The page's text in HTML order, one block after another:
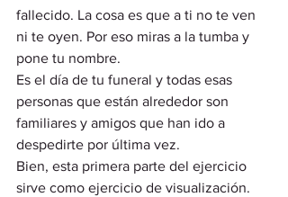
fallecido. La cosa es que a ti no te ven
ni te oyen. Por eso miras a la tumba y
pone tu nombre.
Es el día de tu funeral y todas esas
personas que están alrededor son
familiares y amigos que han ido a
despedirte por última vez.
Bien, esta primera parte del ejercicio
sirve como ejercicio de visualización.